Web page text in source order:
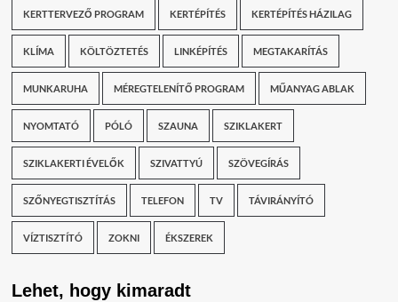
KERTTERVEZŐ PROGRAM KERTÉPÍTÉS KERTÉPÍTÉS HÁZILAG
KLÍMA KÖLTÖZTETÉS LINKÉPÍTÉS MEGTAKARÍTÁS
MUNKARUHA MÉREGTELENÍTŐ PROGRAM MŰANYAG ABLAK
NYOMTATÓ PÓLÓ SZAUNA SZIKLAKERT
SZIKLAKERTI ÉVELŐK SZIVATTYÚ SZÖVEGÍRÁS
SZŐNYEGTISZTÍTÁS TELEFON TV TÁVIRÁNYÍTÓ
VÍZTISZTÍTÓ ZOKNI ÉKSZEREK
Lehet, hogy kimaradt